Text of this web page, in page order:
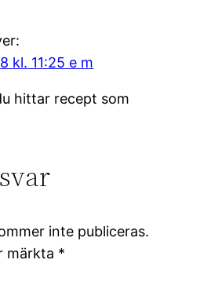
kl. 11:25 e m
hittar recept som
inte publiceras.
märkta *